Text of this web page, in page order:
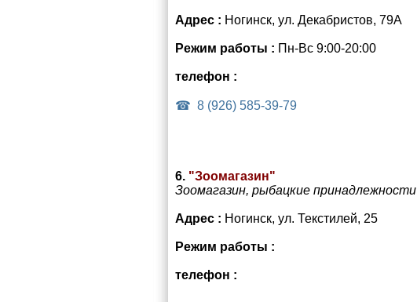
Адрес : Ногинск, ул. Декабристов, 79А
Режим работы : Пн-Вс 9:00-20:00
телефон :
8 (926) 585-39-79
6. "Зоомагазин"
Зоомагазин, рыбацкие принадлежности
Адрес : Ногинск, ул. Текстилей, 25
Режим работы :
телефон :